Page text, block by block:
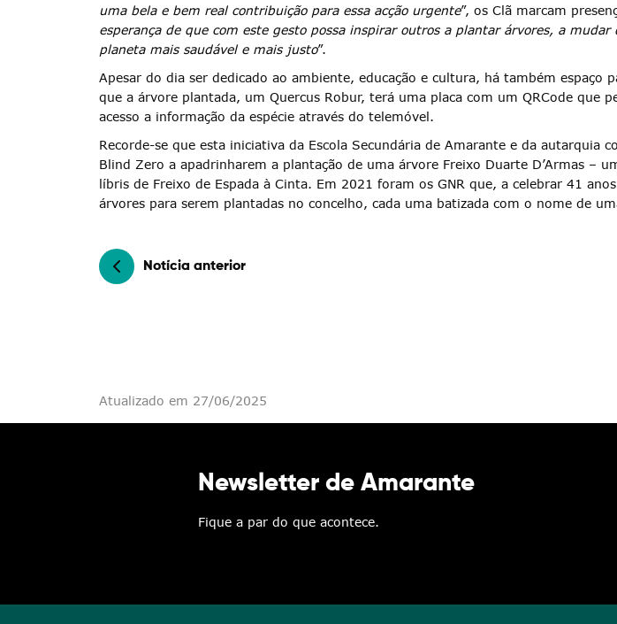
Categorias gerais
Filtros
uma bela e bem real contribuição para essa acção urgente”, os Clã marcam
esperança de que com este gesto possa inspirar outros a plantar árvores, a
planeta mais saudável e mais justo”.
Apesar do dia ser dedicado ao ambiente, educação e cultura, há também espaço
que a árvore plantada, um Quercus Robur, terá uma placa com um QRCode que
acesso a informação da espécie através do telemóvel.
Recorde-se que esta iniciativa da Escola Secundária de Amarante e da autarquia
Blind Zero a apadrinharem a plantação de uma árvore Freixo Duarte D’Armas –
líbris de Freixo de Espada à Cinta. Em 2021 foram os GNR que, a celebrar 41
árvores para serem plantadas no concelho, cada uma batizada com o nome de
Notícia anterior
Atualizado em 27/06/2025
Newsletter de Amarante
Fique a par do que acontece.